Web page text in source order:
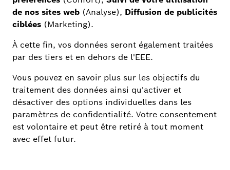
Vous trouverez ici une vue d'ensemble des
adaptateurs de tous les appareils dont
l'installation peut nécessiter un adaptateur
Thermostat de Radiateur